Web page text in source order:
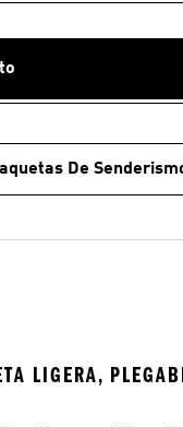
De
LIGERA,